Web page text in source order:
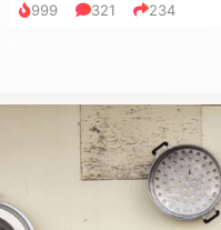
999 321 234